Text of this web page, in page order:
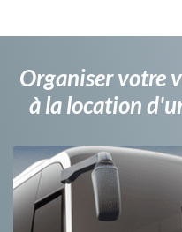
Organiser votre
à la location